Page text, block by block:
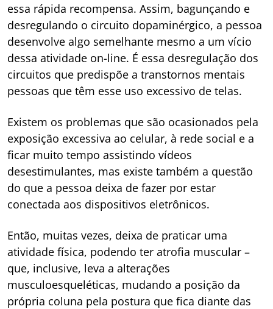
essa rápida recompensa. Assim, bagunçando e
desregulando o circuito dopaminérgico, a pessoa
desenvolve algo semelhante mesmo a um vício
dessa atividade on-line. É essa desregulação dos
circuitos que predispõe a transtornos mentais
pessoas que têm esse uso excessivo de telas.
Existem os problemas que são ocasionados pela
exposição excessiva ao celular, à rede social e a
ficar muito tempo assistindo vídeos
desestimulantes, mas existe também a questão
do que a pessoa deixa de fazer por estar
conectada aos dispositivos eletrônicos.
Então, muitas vezes, deixa de praticar uma
atividade física, podendo ter atrofia muscular –
que, inclusive, leva a alterações
musculoesqueléticas, mudando a posição da
própria coluna pela postura que fica diante das